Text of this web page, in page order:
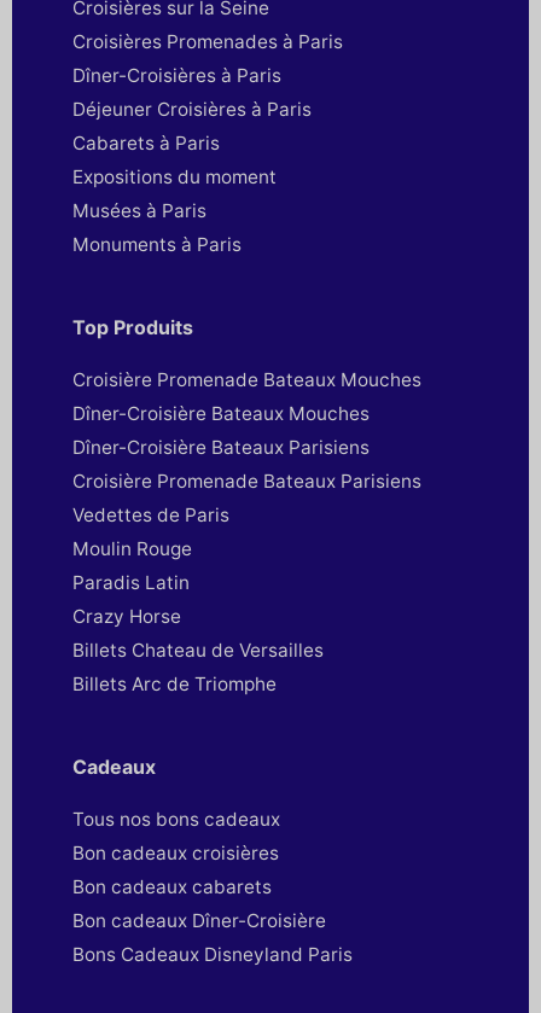
Croisières sur la Seine
Croisières Promenades à Paris
Dîner-Croisières à Paris
Déjeuner Croisières à Paris
Cabarets à Paris
Expositions du moment
Musées à Paris
Monuments à Paris
Top Produits
Croisière Promenade Bateaux Mouches
Dîner-Croisière Bateaux Mouches
Dîner-Croisière Bateaux Parisiens
Croisière Promenade Bateaux Parisiens
Vedettes de Paris
Moulin Rouge
Paradis Latin
Crazy Horse
Billets Chateau de Versailles
Billets Arc de Triomphe
Cadeaux
Tous nos bons cadeaux
Bon cadeaux croisières
Bon cadeaux cabarets
Bon cadeaux Dîner-Croisière
Bons Cadeaux Disneyland Paris